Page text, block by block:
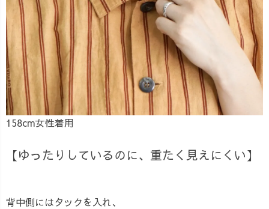
158cm女性着用
【ゆったりしているのに、重たく見えにくい】
背中側にはタックを入れ、